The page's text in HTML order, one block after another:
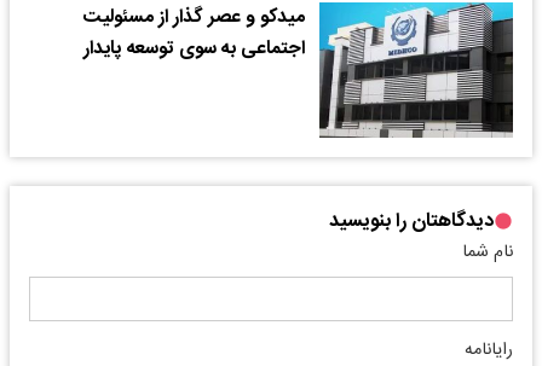
میدکو و عصر گذار از مسئولیت
اجتماعی به سوی توسعه پایدار
دیدگاهتان را بنویسید
نام شما
رایانامه